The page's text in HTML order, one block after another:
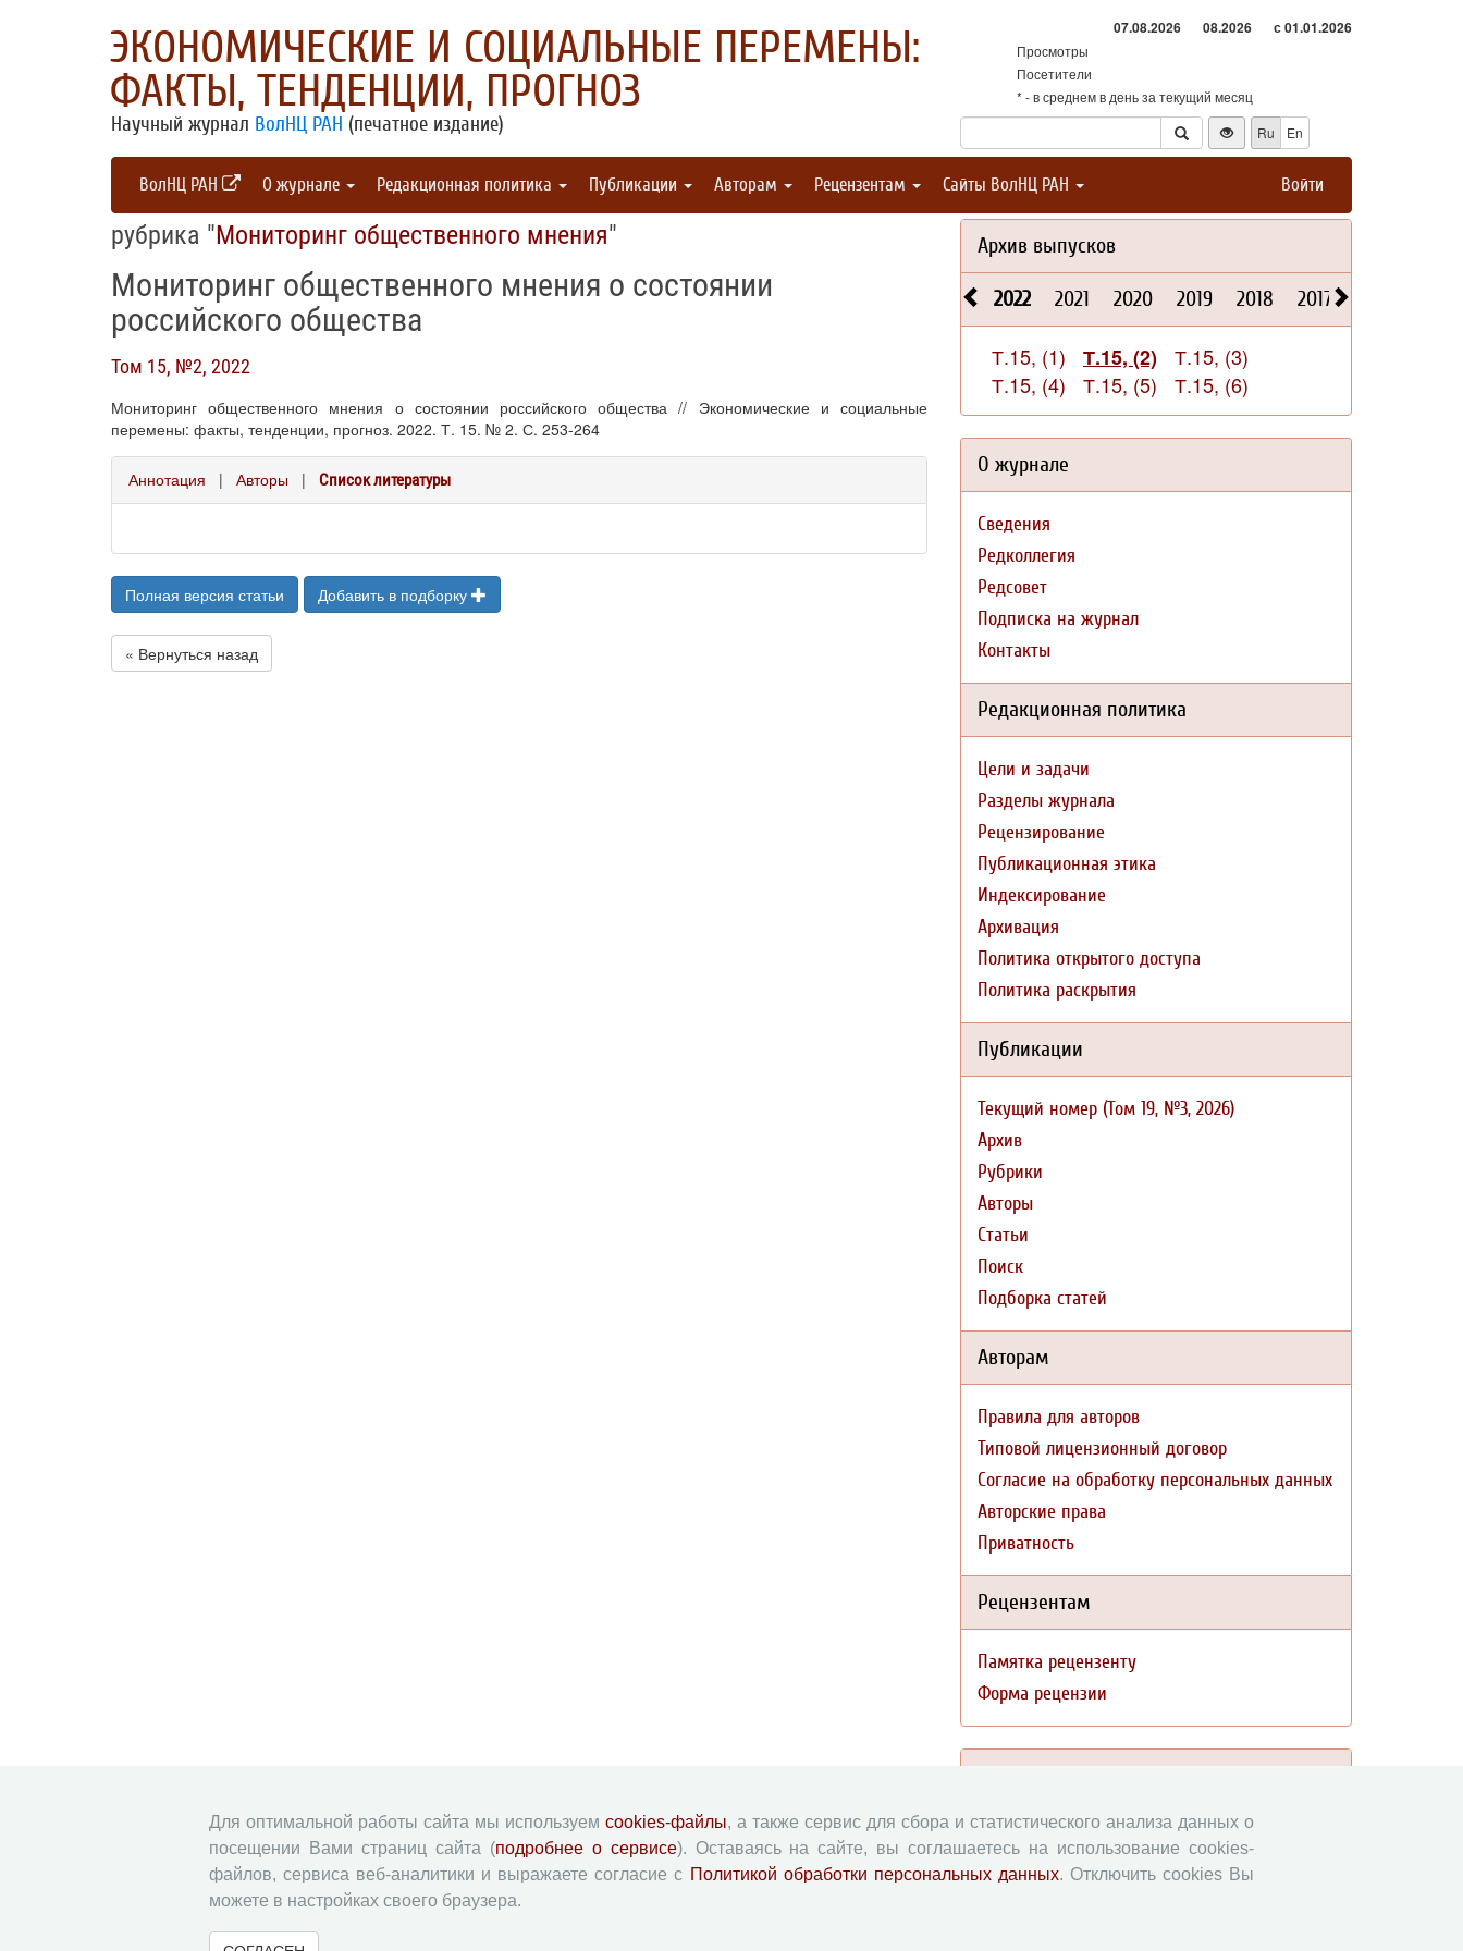
ЭКОНОМИЧЕСКИЕ И СОЦИАЛЬНЫЕ ПЕРЕМЕНЫ:
ФАКТЫ, ТЕНДЕНЦИИ, ПРОГНОЗ
Научный журнал ВолНЦ РАН (печатное издание)
07.08.2026 08.2026 с 01.01.2026
Просмотры
Посетители
* - в среднем в день за текущий месяц
Ru
En
ВолНЦ РАН О журнале Редакционная политика Публикации Авторам Рецензентам Сайты ВолНЦ РАН Войти
рубрика "Мониторинг общественного мнения"
Мониторинг общественного мнения о состоянии
российского общества
Том 15, №2, 2022
Мониторинг общественного мнения о состоянии российского общества // Экономические и социальные
перемены: факты, тенденции, прогноз. 2022. Т. 15. № 2. С. 253-264
Аннотация | Авторы | Список литературы
Полная версия статьи Добавить в подборку
« Вернуться назад
Архив выпусков
2022 2021 2020 2019 2018 2017
Т.15, (1) Т.15, (2)
Т.15, (3)
Т.15, (4)
Т.15, (5) Т.15, (6)
О журнале
Сведения
Редколлегия
Редсовет
Подписка на журнал
Контакты
Редакционная политика
Цели и задачи
Разделы журнала
Рецензирование
Публикационная этика
Индексирование
Архивация
Политика открытого доступа
Политика раскрытия
Публикации
Текущий номер (Том 19, №3, 2026)
Архив
Рубрики
Авторы
Статьи
Поиск
Подборка статей
Авторам
Правила для авторов
Типовой лицензионный договор
Согласие на обработку персональных данных
Авторские права
Приватность
Рецензентам
Памятка рецензенту
Форма рецензии
Экономические и социальные перемены
Проблемы развития территории
Для оптимальной работы сайта мы используем cookies-файлы, а также сервис для сбора и статистического анализа данных о
посещении Вами страниц сайта (подробнее о сервисе). Оставаясь на сайте, вы соглашаетесь на использование cookies-
файлов, сервиса веб-аналитики и выражаете согласие с Политикой обработки персональных данных. Отключить cookies Вы
можете в настройках своего браузера.